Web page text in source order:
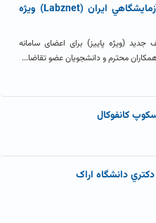
ثبت نام گرنت شبکه آزمايشگاهي ايران (Labznet) ویژه
(ویژه پاییز) برای اعضای سامانه
کانفوکال
دانشگاه اراک